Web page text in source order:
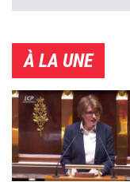
À LA UNE
Image